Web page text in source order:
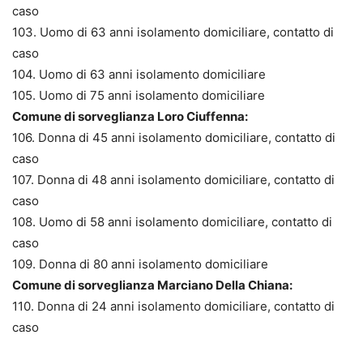
caso
103. Uomo di 63 anni isolamento domiciliare, contatto di
caso
104. Uomo di 63 anni isolamento domiciliare
105. Uomo di 75 anni isolamento domiciliare
Comune di sorveglianza Loro Ciuffenna:
106. Donna di 45 anni isolamento domiciliare, contatto di
caso
107. Donna di 48 anni isolamento domiciliare, contatto di
caso
108. Uomo di 58 anni isolamento domiciliare, contatto di
caso
109. Donna di 80 anni isolamento domiciliare
Comune di sorveglianza Marciano Della Chiana:
110. Donna di 24 anni isolamento domiciliare, contatto di
caso